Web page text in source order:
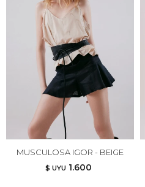
MUSCULOSA IGOR - BEIGE
$ UYU 1.600